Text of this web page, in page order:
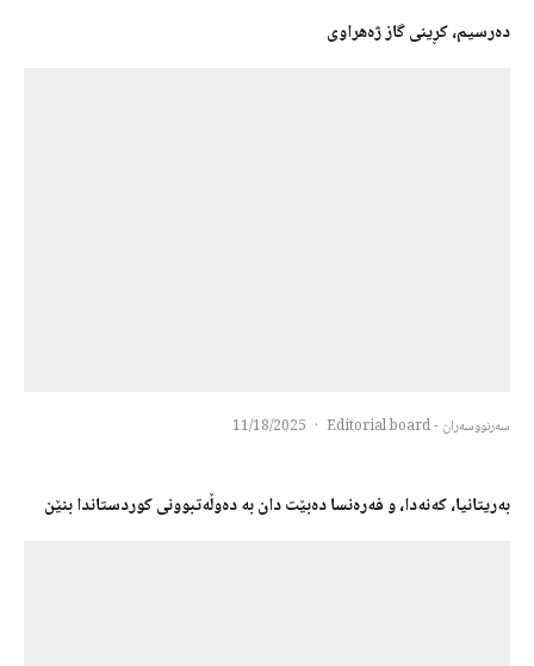
دەرسیم، کڕینی گاز ژەهراوی
سەرنووسەران - Editorial board ·
11/18/2025
بەریتانیا، کەنەدا، و فەرەنسا دەبێت دان بە دەوڵەتبوونی کوردستاندا بنێن